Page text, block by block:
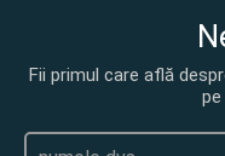
Fii primul care află